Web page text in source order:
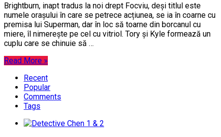
Brightburn, inapt tradus la noi drept Focviu, deși titlul este
numele orașului în care se petrece acțiunea, se ia în coarne cu
premisa lui Superman, dar în loc să toarne din borcanul cu
miere, îl nimerește pe cel cu vitriol. Tory și Kyle formează un
cuplu care se chinuie să …
Read More »
Recent
Popular
Comments
Tags